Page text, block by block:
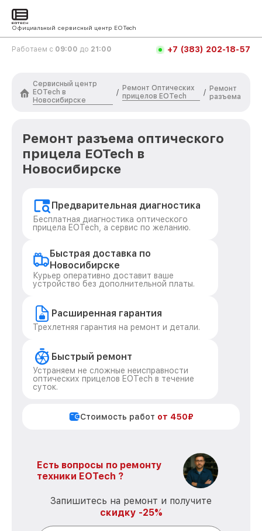
Официальный сервисный центр EOTech
Работаем с 09:00 до 21:00 +7 (383) 202-18-57
Сервисный центр
EOTech в
Новосибирске
/
Ремонт Оптических
прицелов EOTech
/ Ремонт
разъема
Ремонт разъема оптического
прицела EOTech в
Новосибирске
Предварительная диагностика
Бесплатная диагностика оптического
прицела EOTech, а сервис по желанию.
Быстрая доставка по
Новосибирске
Курьер оперативно доставит ваше
устройство без дополнительной платы.
Расширенная гарантия
Трехлетняя гарантия на ремонт и детали.
Быстрый ремонт
Устраняем не сложные неисправности
оптических прицелов EOTech в течение
суток.
Стоимость работ от 450₽
Есть вопросы по ремонту
техники EOTech ?
Запишитесь на ремонт и получите
скидку -25%